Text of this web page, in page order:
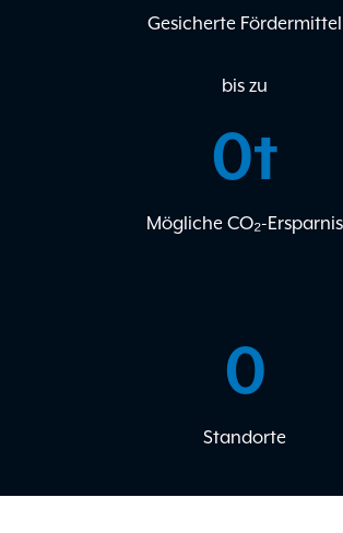
Gesicherte Fördermittel
bis zu
Mögliche CO₂-Ersparnis
0t
Standorte
0